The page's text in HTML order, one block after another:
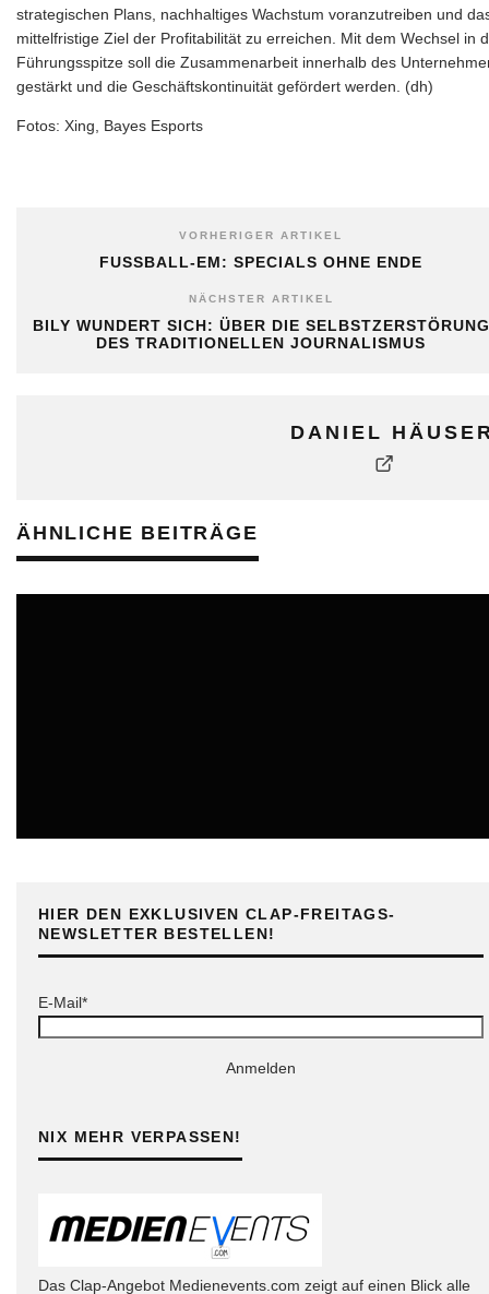
strategischen Plans, nachhaltiges Wachstum voranzutreiben und
mittelfristige Ziel der Profitabilität zu erreichen. Mit dem Wechsel in
Führungsspitze soll die Zusammenarbeit innerhalb des
gestärkt und die Geschäftskontinuität gefördert werden. (dh)
Fotos: Xing, Bayes Esports
VORHERIGER ARTIKEL
FUSSBALL-EM: SPECIALS OHNE ENDE
NÄCHSTER ARTIKEL
BILY WUNDERT SICH: ÜBER DIE SELBSTZERSTÖRUNG
DES TRADITIONELLEN JOURNALISMUS
DANIEL
ÄHNLICHE BEITRÄGE
HIER DEN EXKLUSIVEN CLAP-FREITAGS-
NEWSLETTER BESTELLEN!
E-Mail*
Anmelden
NIX MEHR VERPASSEN!
Das Clap-Angebot Medienevents.com zeigt auf einen Blick alle